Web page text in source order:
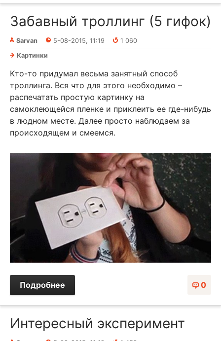
Забавный троллинг (5 гифок)
Sarvan 5-08-2015, 11:19
1 060
Картинки
Кто-то придумал весьма занятный способ
троллинга. Вся что для этого необходимо –
распечатать простую картинку на
самоклеющейся пленке и приклеить ее где-нибудь
в людном месте. Далее просто наблюдаем за
происходящем и смеемся.
0
Подробнее
Интересный эксперимент